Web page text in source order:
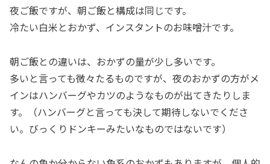
夜ご飯ですが、朝ご飯と構成は同じです。
冷たい白米とおかず、インスタントのお味噌汁です。
朝ご飯との違いは、おかずの量が少し多いです。
多いと言っても微々たるものですが、夜のおかずの方がメ
インはハンバーグやカツのようなものが出てきたりしま
す。（ハンバーグと言っても決して期待しないでくださ
い。びっくりドンキーみたいなものではないです）